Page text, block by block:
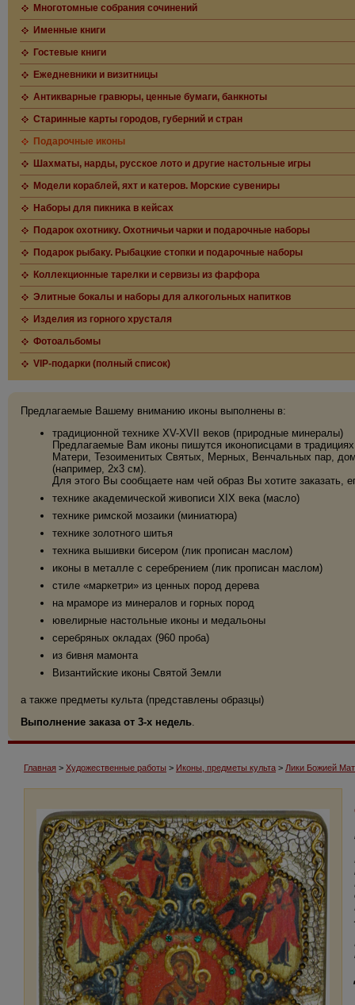
Многотомные собрания сочинений
Именные книги
Гостевые книги
Ежедневники и визитницы
Антикварные гравюры, ценные бумаги, банкноты
Старинные карты городов, губерний и стран
Подарочные иконы
Шахматы, нарды, русское лото и другие настольные игры
Модели кораблей, яхт и катеров. Морские сувениры
Наборы для пикника в кейсах
Подарок охотнику. Охотничьи чарки и подарочные наборы
Подарок рыбаку. Рыбацкие стопки и подарочные наборы
Коллекционные тарелки и сервизы из фарфора
Элитные бокалы и наборы для алкогольных напитков
Изделия из горного хрусталя
Фотоальбомы
VIP-подарки (полный список)
Предлагаемые Вашему вниманию иконы выполнены в:
традиционной технике XV-XVII веков (природные минералы)
Предлагаемые Вам иконы пишутся иконописцами в
Матери, Тезоименитых Святых, Мерных, Венчальных пар,
(например, 2х3 см).
Для этого Вы сообщаете нам чей образ Вы хотите заказать,
технике академической живописи XIX века (масло)
технике римской мозаики (миниатюра)
технике золотного шитья
техника вышивки бисером (лик прописан маслом)
иконы в металле с серебрением (лик прописан маслом)
стиле «маркетри» из ценных пород дерева
на мраморе из минералов и горных пород
ювелирные настольные иконы и медальоны
серебряных окладах (960 проба)
из бивня мамонта
Византийские иконы Святой Земли
а также предметы культа (представлены образцы)
Выполнение заказа от 3-х недель.
Главная > Художественные работы > Иконы, предметы культа > Лики Божией